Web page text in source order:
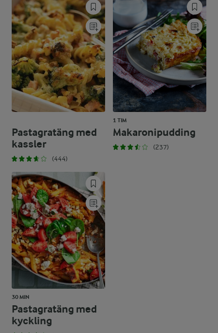
Pastagratäng med
kassler
(444)
1 TIM
Makaronipudding
(237)
30 MIN
Pastagratäng med
kyckling